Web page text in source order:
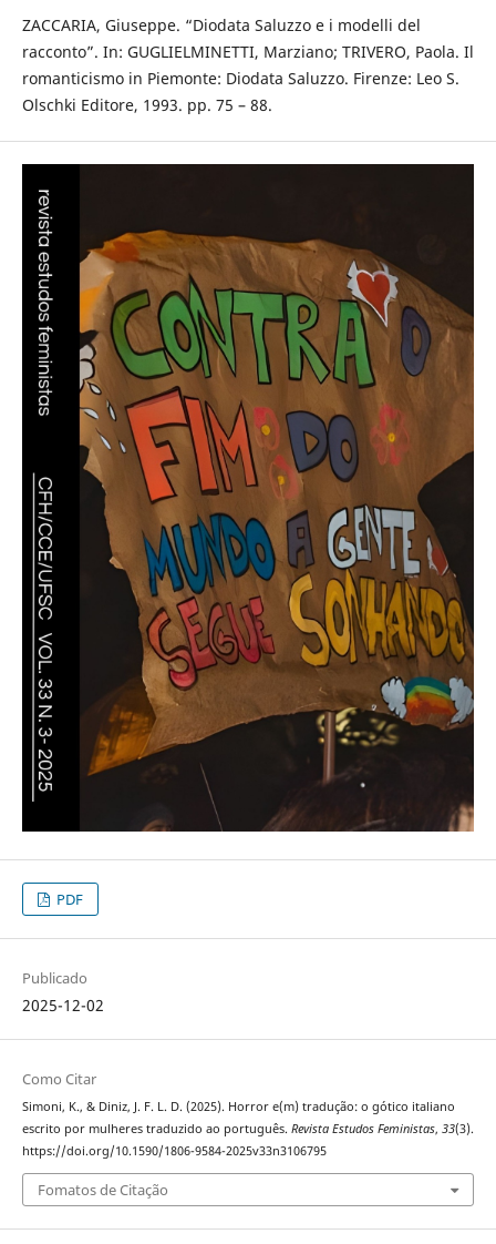
ZACCARIA, Giuseppe. “Diodata Saluzzo e i modelli del
racconto”. In: GUGLIELMINETTI, Marziano; TRIVERO, Paola. Il
romanticismo in Piemonte: Diodata Saluzzo. Firenze: Leo S.
Olschki Editore, 1993. pp. 75 – 88.
PDF
Publicado
2025-12-02
Como Citar
Simoni, K., & Diniz, J. F. L. D. (2025). Horror e(m) tradução: o gótico italiano
escrito por mulheres traduzido ao português. Revista Estudos Feministas, 33(3).
https://doi.org/10.1590/1806-9584-2025v33n3106795
Fomatos de Citação